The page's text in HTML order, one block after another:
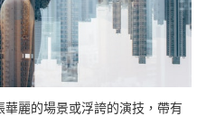
麗的場景或浮誇的演技，帶有